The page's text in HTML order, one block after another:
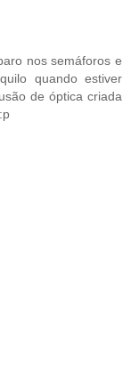
nos semáforos e
quando estiver
de óptica criada